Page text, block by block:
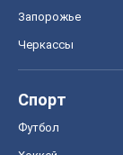
Запорожье
Черкассы
Спорт
Футбол